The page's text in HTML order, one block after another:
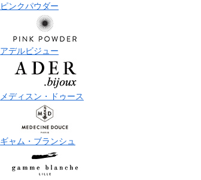
ピンクパウダー
アデルビジュー
メディスン・ドゥース
ギャム・ブランシュ